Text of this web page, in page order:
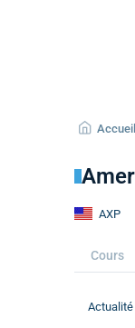
Accueil
AXP
Cours